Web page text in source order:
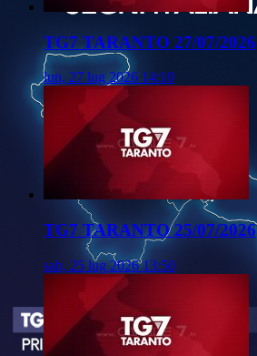
TG7 TARANTO 27/07/2026
lun, 27 lug 2026 14:10
TG7 TARANTO 25/07/2026
sab, 25 lug 2026 13:50